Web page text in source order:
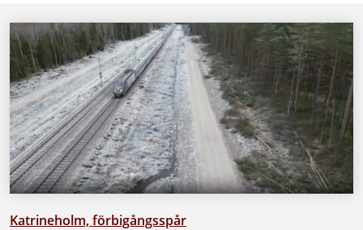
Katrineholm, förbigångsspår